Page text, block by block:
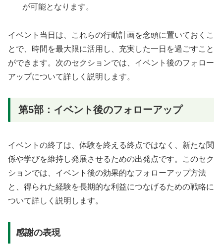
が可能となります。
イベント当日は、これらの行動計画を念頭に置いておくこ
とで、時間を最大限に活用し、充実した一日を過ごすこと
ができます。次のセクションでは、イベント後のフォロー
アップについて詳しく説明します。
第5部：イベント後のフォローアップ
イベントの終了は、体験を終える終点ではなく、新たな関
係や学びを維持し発展させるための出発点です。このセク
ションでは、イベント後の効果的なフォローアップ方法
と、得られた経験を長期的な利益につなげるための戦略に
ついて詳しく説明します。
感謝の表現